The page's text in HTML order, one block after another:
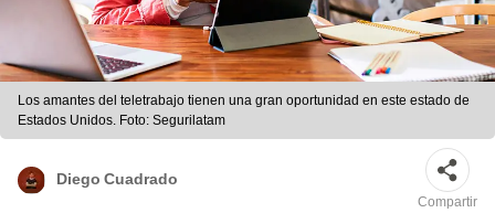
Los amantes del teletrabajo tienen una gran oportunidad en este estado de
Estados Unidos. Foto: Segurilatam
Diego Cuadrado
Compartir